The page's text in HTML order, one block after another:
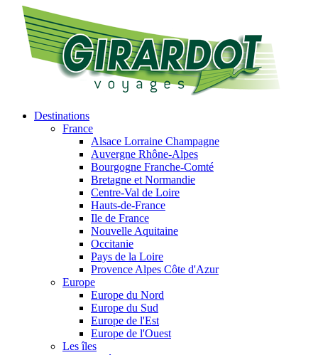
Destinations
France
Alsace Lorraine Champagne
Auvergne Rhône-Alpes
Bourgogne Franche-Comté
Bretagne et Normandie
Centre-Val de Loire
Hauts-de-France
Ile de France
Nouvelle Aquitaine
Occitanie
Pays de la Loire
Provence Alpes Côte d'Azur
Europe
Europe du Nord
Europe du Sud
Europe de l'Est
Europe de l'Ouest
Les îles